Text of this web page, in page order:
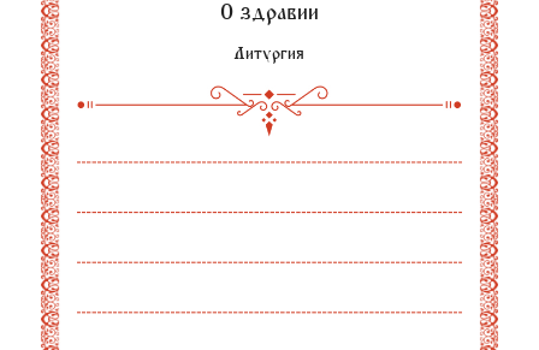
О здравии
Литургия